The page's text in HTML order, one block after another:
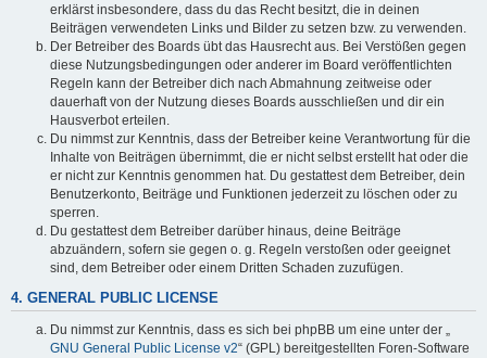
erklärst insbesondere, dass du das Recht besitzt, die in deinen
Beiträgen verwendeten Links und Bilder zu setzen bzw. zu verwenden.
Der Betreiber des Boards übt das Hausrecht aus. Bei Verstößen gegen
diese Nutzungsbedingungen oder anderer im Board veröffentlichten
Regeln kann der Betreiber dich nach Abmahnung zeitweise oder
dauerhaft von der Nutzung dieses Boards ausschließen und dir ein
Hausverbot erteilen.
Du nimmst zur Kenntnis, dass der Betreiber keine Verantwortung für die
Inhalte von Beiträgen übernimmt, die er nicht selbst erstellt hat oder die
er nicht zur Kenntnis genommen hat. Du gestattest dem Betreiber, dein
Benutzerkonto, Beiträge und Funktionen jederzeit zu löschen oder zu
sperren.
Du gestattest dem Betreiber darüber hinaus, deine Beiträge
abzuändern, sofern sie gegen o. g. Regeln verstoßen oder geeignet
sind, dem Betreiber oder einem Dritten Schaden zuzufügen.
4. GENERAL PUBLIC LICENSE
Du nimmst zur Kenntnis, dass es sich bei phpBB um eine unter der „
GNU General Public License v2“ (GPL) bereitgestellten Foren-Software